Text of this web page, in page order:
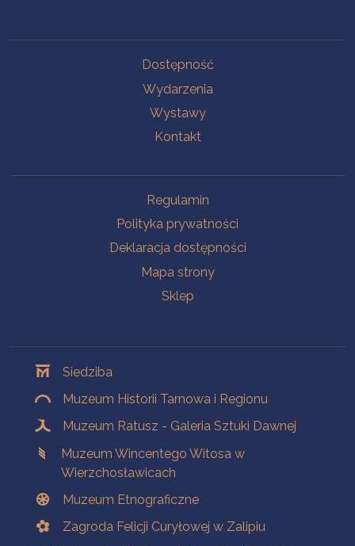
Dostępność
Wydarzenia
Wystawy
Kontakt
Regulamin
Polityka prywatności
Deklaracja dostępności
Mapa strony
Sklep
Siedziba
Muzeum Historii Tarnowa i Regionu
Muzeum Ratusz - Galeria Sztuki Dawnej
Muzeum Wincentego Witosa w
Wierzchosławicach
Muzeum Etnograficzne
Zagroda Felicji Curyłowej w Zalipiu